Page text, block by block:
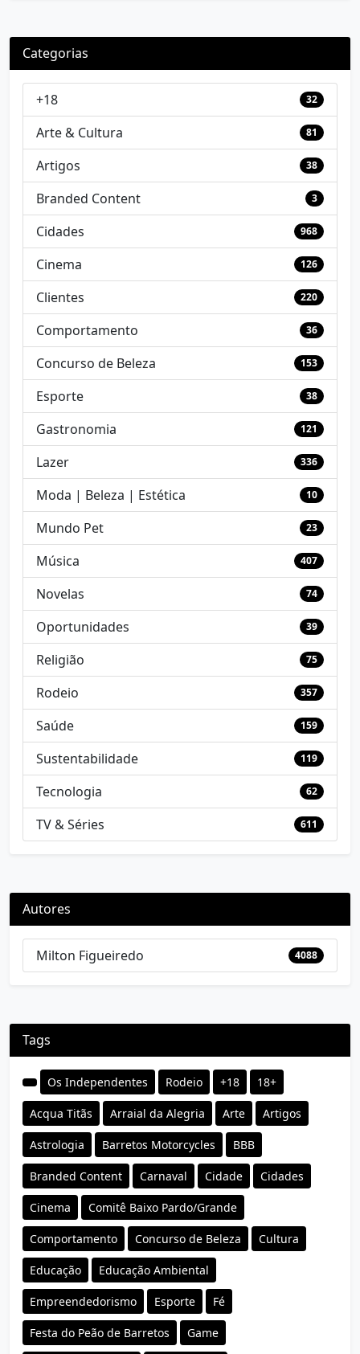
Categorias
+18 32
Arte & Cultura 81
Artigos 38
Branded Content 3
Cidades 968
Cinema 126
Clientes 220
Comportamento 36
Concurso de Beleza 153
Esporte 38
Gastronomia 121
Lazer 336
Moda | Beleza | Estética 10
Mundo Pet 23
Música 407
Novelas 74
Oportunidades 39
Religião 75
Rodeio 357
Saúde 159
Sustentabilidade 119
Tecnologia 62
TV & Séries 611
Autores
Milton Figueiredo 4088
Tags
Os Independentes Rodeio +18 18+
Acqua Titãs Arraial da Alegria Arte Artigos
Astrologia Barretos Motorcycles BBB
Branded Content Carnaval Cidade Cidades
Cinema Comitê Baixo Pardo/Grande
Comportamento Concurso de Beleza Cultura
Educação Educação Ambiental
Empreendedorismo Esporte Fé
Festa do Peão de Barretos Game